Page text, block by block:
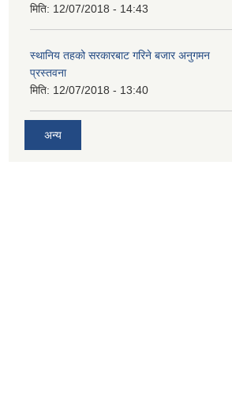
मिति: 12/07/2018 - 14:43
स्थानिय तहको सरकारबाट गरिने बजार अनुगमन
प्रस्तवना
मिति: 12/07/2018 - 13:40
अन्य